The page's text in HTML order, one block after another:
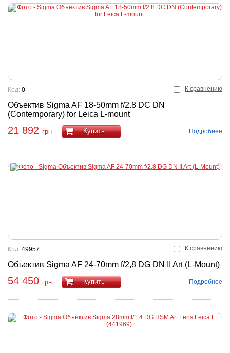
К сравнению
Объектив Sigma AF 18-50mm f/2.8 DC DN
(Contemporary) for Leica L-mount
Код: 0
21 892 грн Купить Подробнее
К сравнению
Объектив Sigma AF 24-70mm f/2,8 DG DN II Art (L-Mount)
Код: 49957
54 450 грн Купить Подробнее